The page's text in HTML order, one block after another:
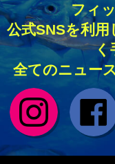
フィ
公式SNSを利
く
全てのニュー